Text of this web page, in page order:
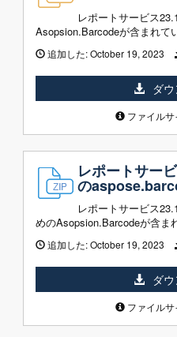
レポートサービス
Asopsion.Barcodeが含まれて
追加した:October 19, 2023
ダ
ファイル
レポートサー
の
レポートサービス
めのAsopsion.Barcodeが含ま
追加した:October 19, 2023
ダ
ファイル